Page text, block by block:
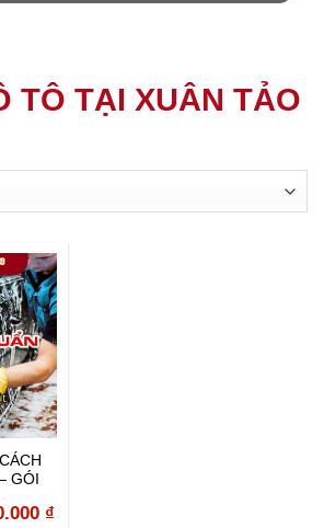
TÔ TẠI XUÂN TẢO
GÓI
₫